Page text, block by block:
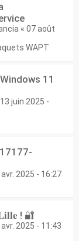
« 07 août
WAPT
11
13 juin 2025 -
2025 - 16:27
! 🔐
2025 - 11:43